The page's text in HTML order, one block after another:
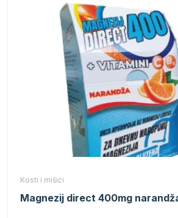
Kosti i mišići
Magnezij direct 400mg